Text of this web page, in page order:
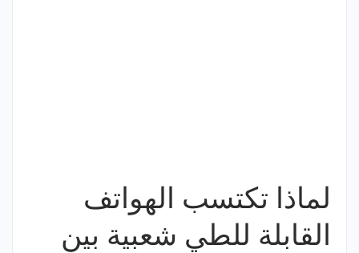
لماذا تكتسب الهواتف
القابلة للطي شعبية بين